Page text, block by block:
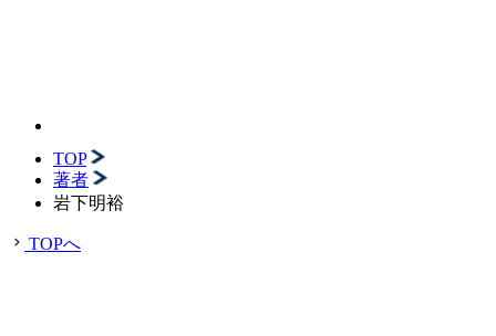
TOP
著者
岩下明裕
TOPへ